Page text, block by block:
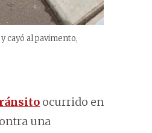
cayó al pavimento,
ocurrido en
una